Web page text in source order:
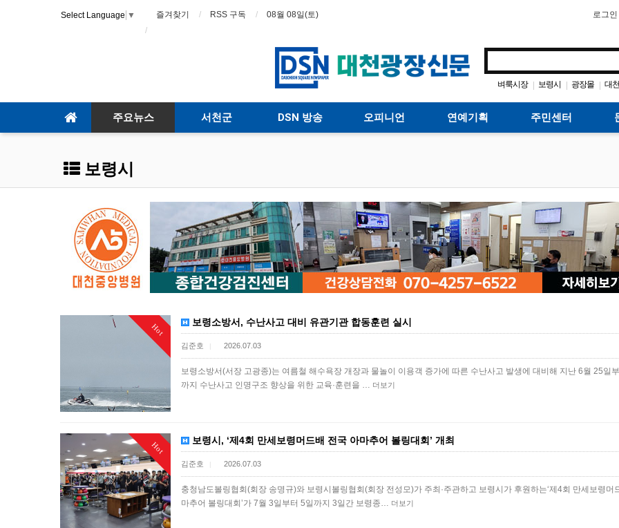
Select Language ▼ 즐겨찾기 RSS 구독 08월 08일(토) 로그인
벼룩시장 | 보령시 | 광장몰 | 대
주요뉴스 서천군 DSN 방송 오피니언 연예기획 주민센터
보령시
Hot 보령소방서, 수난사고 대비 유관기관 합동훈련 실시
김준호 | 2026.07.03
보령소방서(서장 고광종)는 여름철 해수욕장 개장과 물놀이 이용객 증가에 따른 수난사고 발생에 대비해 지난 6월 25일
까지 수난사고 인명구조 향상을 위한 교육·훈련을 … 더보기
Hot 보령시, ‘제4회 만세보령머드배 전국 아마추어 볼링대회’ 개최
김준호 | 2026.07.03
충청남도볼링협회(회장 송명규)와 보령시볼링협회(회장 전성모)가 주최·주관하고 보령시가 후원하는‘제4회 만세보령머
마추어 볼링대회’가 7월 3일부터 5일까지 3일간 보령종… 더보기